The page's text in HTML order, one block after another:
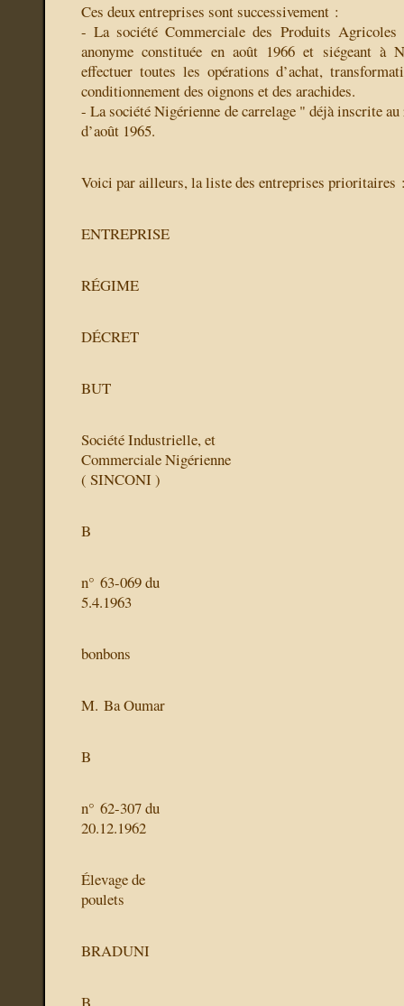
Ces deux entreprises sont successivement :
- La société Commerciale des Produits
anonyme constituée en août 1966 et siégeant à
effectuer toutes les opérations d’achat,
conditionnement des oignons et des arachides.
- La société Nigérienne de carrelage " déjà inscrite
d’août 1965.
Voici par ailleurs, la liste des entreprises prioritaires
ENTREPRISE
RÉGIME
DÉCRET
BUT
Société Industrielle, et
Commerciale Nigérienne
( SINCONI )
B
n° 63-069 du
5.4.1963
bonbons
M. Ba Oumar
B
n° 62-307 du
20.12.1962
Élevage de
poulets
BRADUNI